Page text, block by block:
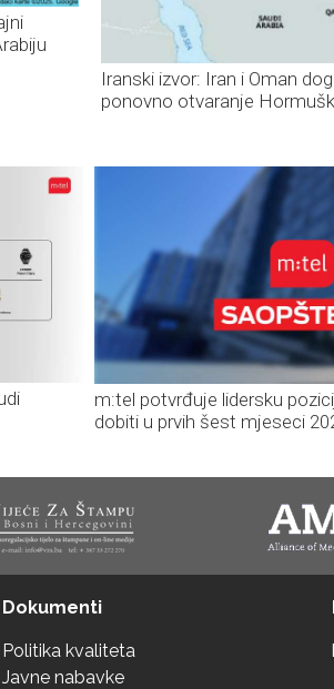
Iranski izvor: Iran i Oman
ponovno otvaranje
m:tel potvrđuje lidersku
dobiti u prvih šest mjeseci
Dokumenti
Politika kvaliteta
Javne nabavke